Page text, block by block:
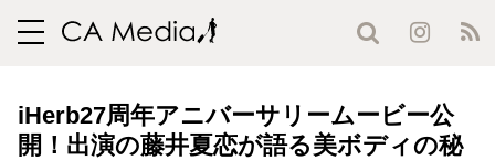
toggle
iHerb27周年アニバーサリームービー公
開！出演の藤井夏恋が語る美ボディの秘